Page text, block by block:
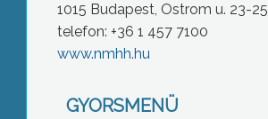
1015 Budapest, Ostrom u. 23-25
telefon: +36 1 457 7100
www.nmhh.hu
GYORSMENÜ